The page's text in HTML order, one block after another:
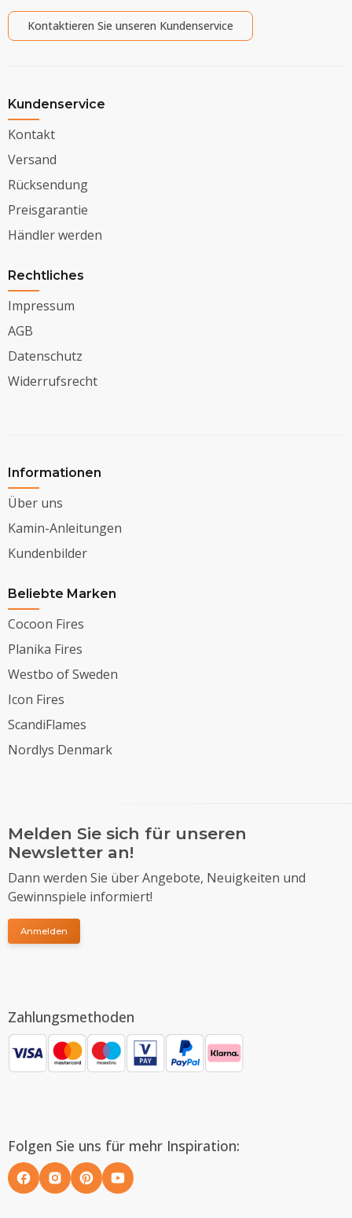
Kontaktieren Sie unseren Kundenservice
Kundenservice
Kontakt
Versand
Rücksendung
Preisgarantie
Händler werden
Rechtliches
Impressum
AGB
Datenschutz
Widerrufsrecht
Informationen
Über uns
Kamin-Anleitungen
Kundenbilder
Beliebte Marken
Cocoon Fires
Planika Fires
Westbo of Sweden
Icon Fires
ScandiFlames
Nordlys Denmark
Melden Sie sich für unseren
Newsletter an!
Dann werden Sie über Angebote, Neuigkeiten und
Gewinnspiele informiert!
Anmelden
Zahlungsmethoden
Folgen Sie uns für mehr Inspiration: